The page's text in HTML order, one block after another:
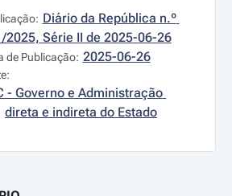
Diário da República n.º
2025, Série II de 2025-06-26
de Publicação: 2025-06-26
- Governo e Administração
direta e indireta do Estado